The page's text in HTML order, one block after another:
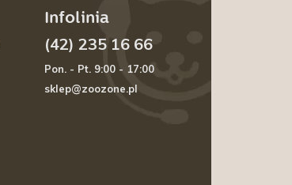
Infolinia
(42) 235 16 66
Pon. - Pt. 9:00 - 17:00
sklep@zoozone.pl